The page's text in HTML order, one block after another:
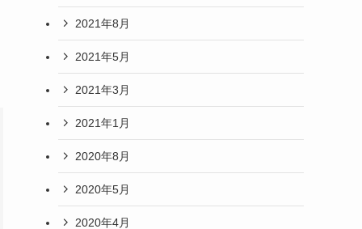
2021年8月
2021年5月
2021年3月
2021年1月
2020年8月
2020年5月
2020年4月